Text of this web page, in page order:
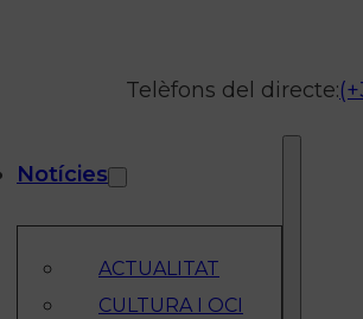
Telèfons del directe:
Notícies
ACTUALITAT
CULTURA I OCI